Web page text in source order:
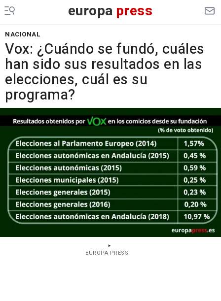
europa press
NACIONAL
Vox: ¿Cuándo se fundó, cuáles
han sido sus resultados en las
elecciones, cuál es su
programa?
EUROPA PRESS